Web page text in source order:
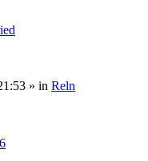
» in Reln